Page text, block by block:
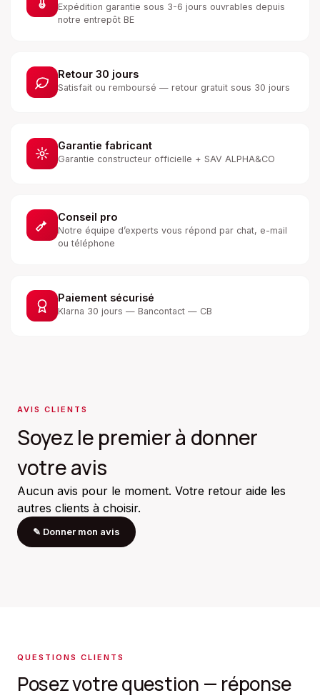
Expédition garantie sous 3-6 jours ouvrables depuis
notre entrepôt BE
Retour 30 jours
Satisfait ou remboursé — retour gratuit sous 30 jours
Garantie fabricant
Garantie constructeur officielle + SAV ALPHA&CO
Conseil pro
Notre équipe d’experts vous répond par chat, e-mail
ou téléphone
Paiement sécurisé
Klarna 30 jours — Bancontact — CB
AVIS CLIENTS
Soyez le premier à donner
votre avis
Aucun avis pour le moment. Votre retour aide les
autres clients à choisir.
✎ Donner mon avis
QUESTIONS CLIENTS
Posez votre question — réponse